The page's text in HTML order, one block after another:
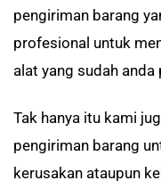
pengiriman barang
profesional untuk
alat yang sudah anda
Tak hanya itu kami
pengiriman barang
kerusakan ataupun